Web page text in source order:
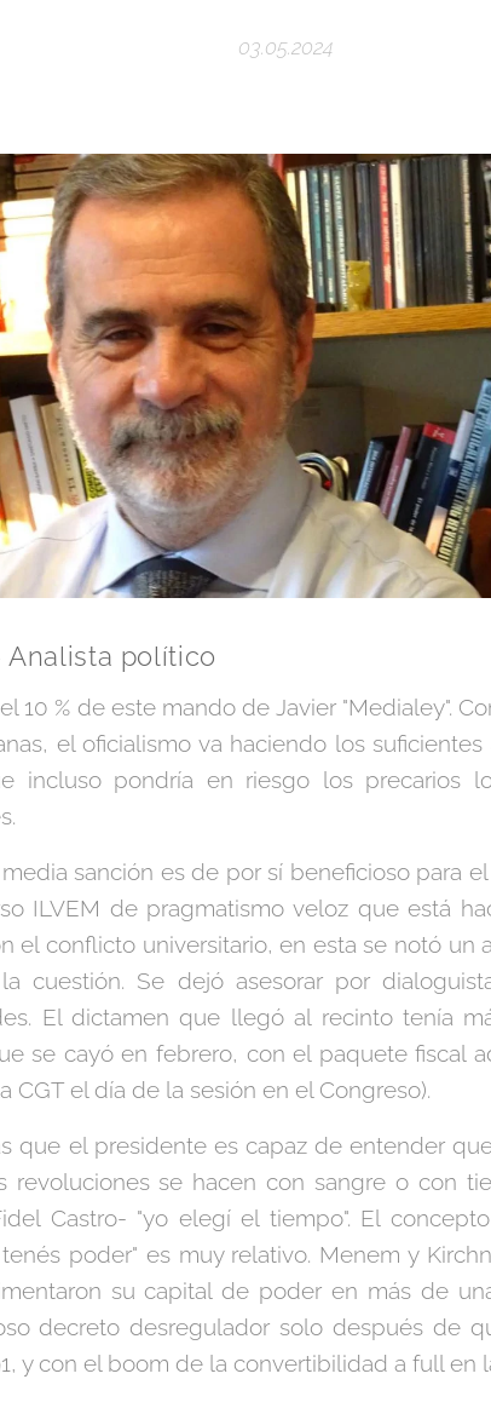
03.05.2024
Analista político
10 % de este mando de Javier "Medialey".
el oficialismo va haciendo los
incluso pondría en riesgo los precarios
sanción es de por sí beneficioso para
ILVEM de pragmatismo veloz que está
el conflicto universitario, en esta se notó un
cuestión. Se dejó asesorar por
El dictamen que llegó al recinto tenía
se cayó en febrero, con el paquete fiscal
CGT el día de la sesión en el Congreso).
que el presidente es capaz de entender
revoluciones se hacen con sangre o con
Castro- "yo elegí el tiempo". El
poder" es muy relativo. Menem y
su capital de poder en más de
decreto desregulador solo después de
y con el boom de la convertibilidad a full en